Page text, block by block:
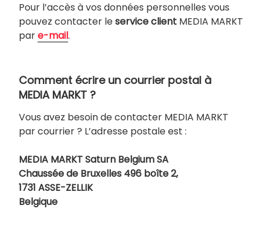
Pour l’accès à vos données personnelles vous
pouvez contacter leservice client MEDIA MARKT
pare-mail.
Comment écrire un courrier postal à
MEDIA MARKT ?
Vous avez besoin de contacter MEDIA MARKT
par courrier ? L’adresse postale est :
MEDIA MARKT Saturn Belgium SA
Chaussée de Bruxelles 496 boîte 2,
1731 ASSE-ZELLIK
Belgique